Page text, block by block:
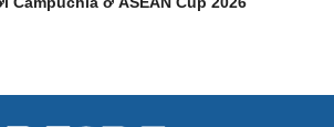
Cây thuốc
Làm đẹp - giảm cân